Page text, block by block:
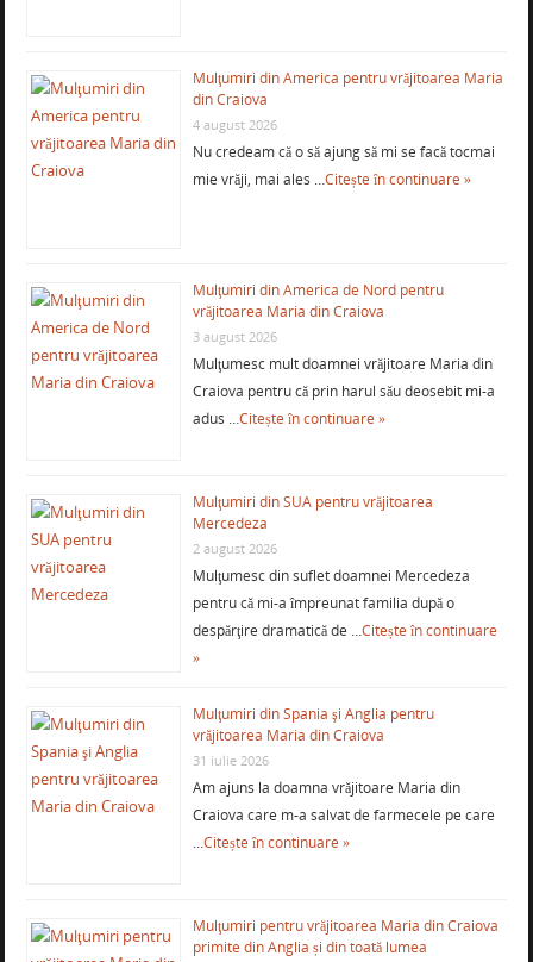
Mulţumiri din America pentru vrăjitoarea Maria
din Craiova
4 august 2026
Nu credeam că o să ajung să mi se facă tocmai
mie vrăji, mai ales …Citește în continuare »
Mulţumiri din America de Nord pentru
vrăjitoarea Maria din Craiova
3 august 2026
Mulţumesc mult doamnei vrăjitoare Maria din
Craiova pentru că prin harul său deosebit mi-a
adus …Citește în continuare »
Mulţumiri din SUA pentru vrăjitoarea
Mercedeza
2 august 2026
Mulţumesc din suflet doamnei Mercedeza
pentru că mi-a împreunat familia după o
despărţire dramatică de …Citește în continuare
»
Mulţumiri din Spania şi Anglia pentru
vrăjitoarea Maria din Craiova
31 iulie 2026
Am ajuns la doamna vrăjitoare Maria din
Craiova care m-a salvat de farmecele pe care
…Citește în continuare »
Mulţumiri pentru vrăjitoarea Maria din Craiova
primite din Anglia și din toată lumea